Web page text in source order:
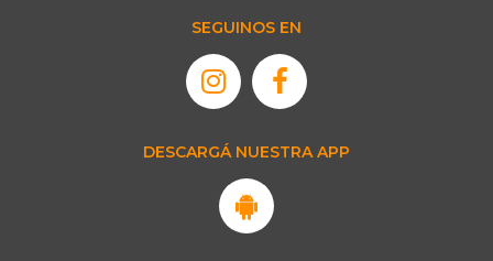
SEGUINOS EN
DESCARGÁ NUESTRA APP